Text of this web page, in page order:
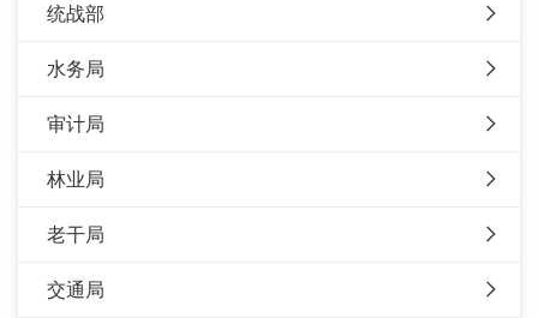
统战部
水务局
审计局
林业局
老干局
交通局